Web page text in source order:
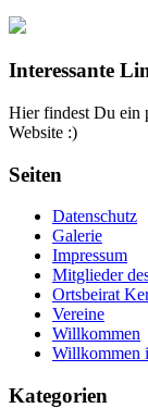
Interessante
Hier findest Du ein
Website :)
Seiten
Datenschutz
Galerie
Impressum
Mitglieder
Ortsbeirat
Vereine
Willkommen
Willkommen
Kategorien